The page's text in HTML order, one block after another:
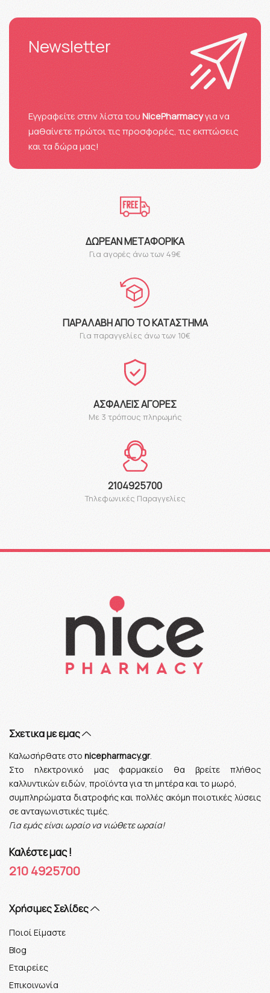
Newsletter
Eγγραφείτε στην λίστα τουNicePharmacyγια να
μαθαίνετε πρώτοι τις προσφορές, τις εκπτώσεις
και τα δώρα μας!
ΔΩΡΕΆΝ ΜΕΤΑΦΟΡΙΚΆ
Για αγορές άνω των 49€
ΠΑΡΑΛΑΒΉ ΑΠΌ ΤΟ ΚΑΤΆΣΤΗΜΑ
Για παραγγελίες άνω των 10€
ΑΣΦΑΛΕΊΣ ΑΓΟΡΈΣ
Με 3 τρόπους πληρωμής
2104925700
Τηλεφωνικές Παραγγελίες
Σχετικα με εμας
Καλωσήρθατε στο nicepharmacy.gr.
Στο ηλεκτρονικό μας φαρμακείο θα βρείτε πλήθος
καλλυντικών ειδών, προϊόντα για τη μητέρα και το μωρό,
συμπληρώματα διατροφής και πολλές ακόμη ποιοτικές λύσεις
σε ανταγωνιστικές τιμές.
Για εμάς είναι ωραίο να νιώθετε ωραία!
Καλέστε μας !
210 4925700
Xρήσιμες Σελίδες
Ποιοί Είμαστε
Blog
Εταιρείες
Επικοινωνία